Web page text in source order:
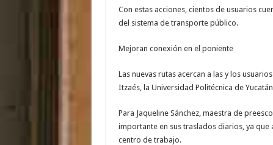
Con estas acciones, cientos de usuarios
del sistema de transporte público.
Mejoran conexión en el poniente
Las nuevas rutas acercan a las y los
Itzaés, la Universidad Politécnica de
Para Jaqueline Sánchez, maestra de
importante en sus traslados diarios, ya
centro de trabajo.